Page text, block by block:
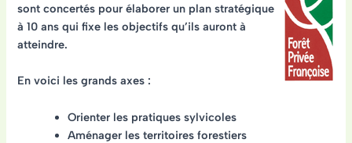
sont concertés pour élaborer un plan stratégique
à 10 ans qui fixe les objectifs qu’ils auront à
atteindre.
En voici les grands axes :
Orienter les pratiques sylvicoles
Aménager les territoires forestiers